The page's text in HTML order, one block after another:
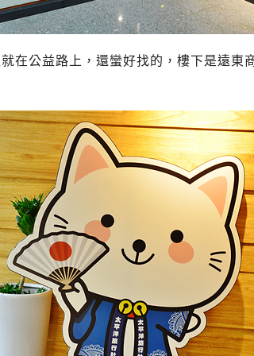
在公益路上，還蠻好找的，樓下是遠東